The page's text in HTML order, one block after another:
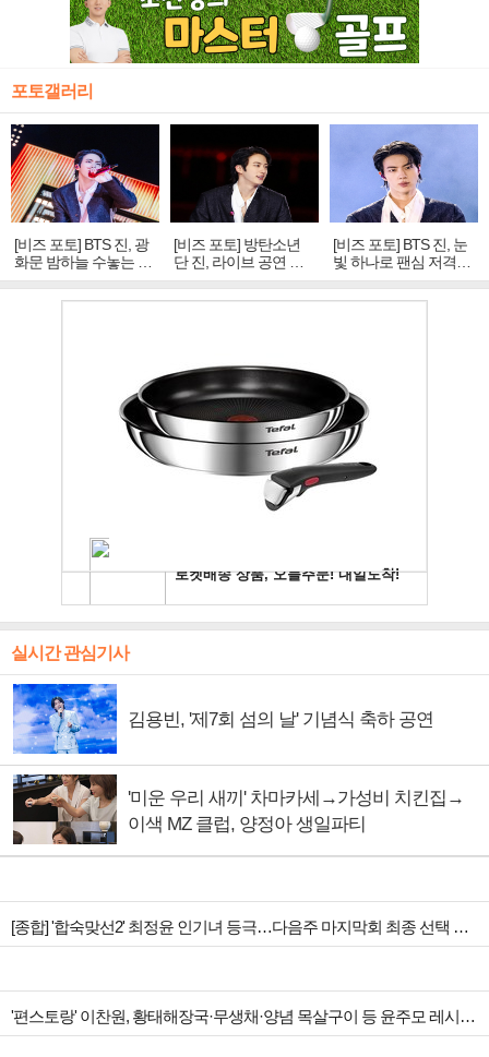
포토갤러리
[비즈 포토] BTS 진, 광
화문 밤하늘 수놓는 '비
주얼 킹'의 열창
[비즈 포토] 방탄소년
단 진, 라이브 공연 중
빛나는 독보적 아우라
[비즈 포토] BTS 진, 눈
빛 하나로 팬심 저격…
독보적 카리스마
실시간 관심기사
김용빈, '제7회 섬의 날' 기념식 축하 공연
'미운 우리 새끼' 차마카세→가성비 치킨집→
이색 MZ 클럽, 양정아 생일파티
[종합] '합숙맞선2' 최정윤 인기녀 등극…다음주 마지막회 최종 선택 예고
'편스토랑' 이찬원, 황태해장국·무생채·양념 목살구이 등 윤주모 레시피 섭렵